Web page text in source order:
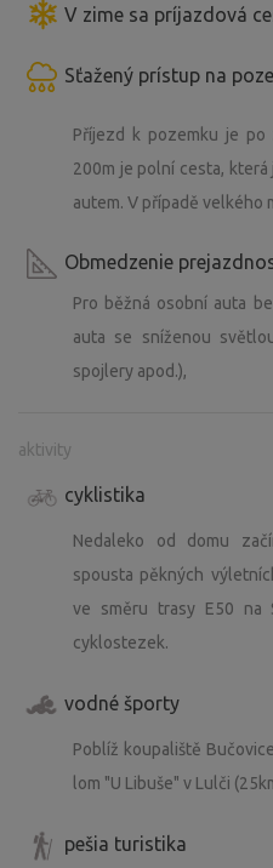
vzácnější druhy ptáků, kteří
bývají luňáci a vzácně orli
soukromí a kontakt s
přivítáme :)
vynikající na koupání.
Místo lze využít k návštěvě
Slavkova u Brna. Nabízí
lesů.
Rádi poradíme.
V zime sa príjazdová
Sťažený prístup na
Příjezd k pozemku je po
200m je polní cesta,
autem. V případě velkého
Obmedzenie
Pro běžná osobní auta
auta se sníženou
spojlery apod.),
aktivity
cyklistika
Nedaleko od domu
spousta pěkných
ve směru trasy E50 na
cyklostezek.
vodné športy
Poblíž koupaliště
lom "U Libuše" v Lulči
pešia turistika